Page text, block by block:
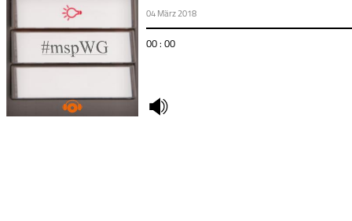
04 März 2018
00 : 00